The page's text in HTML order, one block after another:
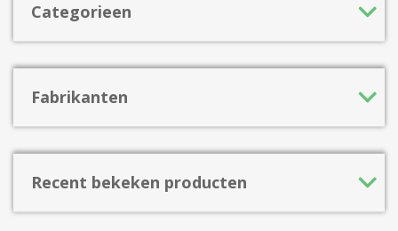
Categorieen
Fabrikanten
Recent bekeken producten